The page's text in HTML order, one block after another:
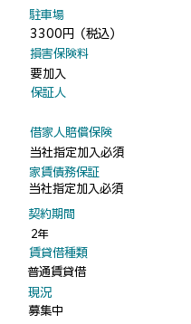
​駐車場
3300円（税込）
​損害保険料
要加入
​保証人
​借家人賠償保険
当社指定加入必須
当社指定加入必須
​家賃債務保証
​契約期間
2年
​賃貸借種類
普通賃貸借
​現況
募集中